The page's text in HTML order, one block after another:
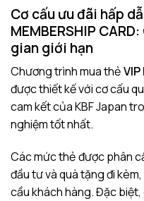
Cơ cấu ưu đãi hấp
MEMBERSHIP CARD:
gian giới hạn
Chương trình mua thẻVIP
được thiết kế với cơ cấu
cam kết của KBF Japan
nghiệm tốt nhất.
Các mức thẻ được phân
đầu tư và quà tặng đi
cầu khách hàng. Đặc